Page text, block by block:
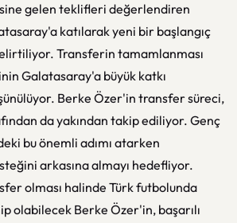
gelen teklifleri değerlendiren
katılarak yeni bir başlangıç
Transferin tamamlanması
Galatasaray'a büyük katkı
Berke Özer'in transfer süreci,
da yakından takip ediliyor. Genç
bu önemli adımı atarken
arkasına almayı hedefliyor.
olması halinde Türk futbolunda
olabilecek Berke Özer'in, başarılı